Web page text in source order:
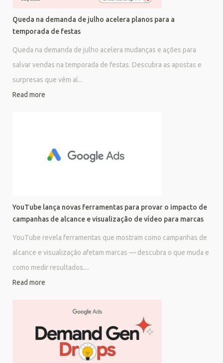
Queda na demanda de julho acelera planos para a
temporada de festas
Queda na demanda de julho acelera mudanças e ações para
salvar vendas na temporada de festas. Descubra as apostas e
surpresas que vêm aí...
Read more
YouTube lança novas ferramentas para provar o impacto de
campanhas de alcance e visualização de vídeo para marcas
YouTube revela ferramentas que mostram como campanhas de
alcance e visualização afetam marcas — descubra o que muda e
como medir resultados....
Read more